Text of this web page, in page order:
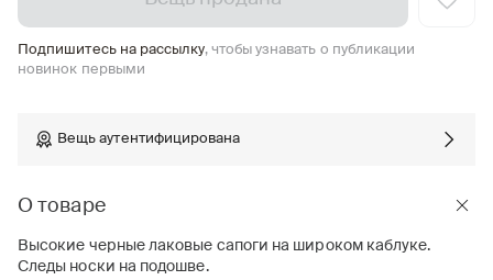
Подпишитесь на рассылку, чтобы узнавать о публикации
новинок первыми
Вещь аутентифицирована
О товаре
Высокие черные лаковые сапоги на широком каблуке.
Следы носки на подошве.